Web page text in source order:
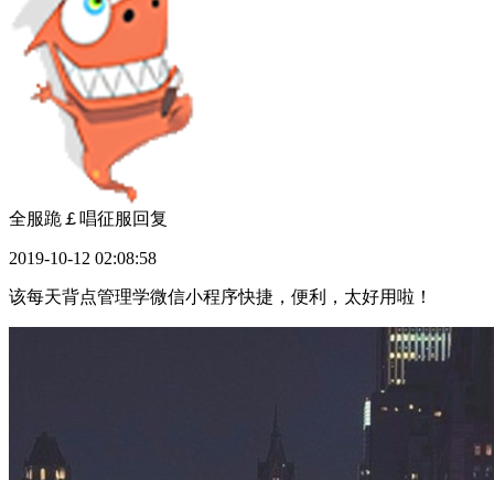
全服跪￡唱征服 回复
2019-10-12 02:08:58
该每天背点管理学微信小程序快捷，便利，太好用啦！